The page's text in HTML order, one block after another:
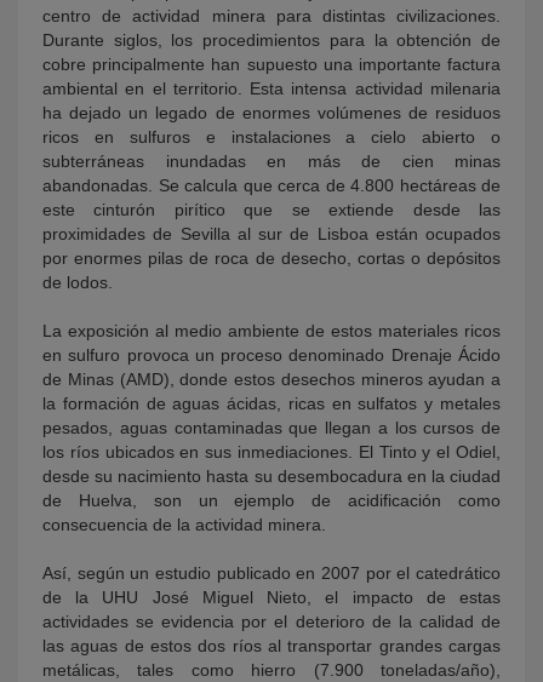
centro de actividad minera para distintas civilizaciones.
Durante siglos, los procedimientos para la obtención de
cobre principalmente han supuesto una importante factura
ambiental en el territorio. Esta intensa actividad milenaria
ha dejado un legado de enormes volúmenes de residuos
ricos en sulfuros e instalaciones a cielo abierto o
subterráneas inundadas en más de cien minas
abandonadas. Se calcula que cerca de 4.800 hectáreas de
este cinturón pirítico que se extiende desde las
proximidades de Sevilla al sur de Lisboa están ocupados
por enormes pilas de roca de desecho, cortas o depósitos
de lodos.
La exposición al medio ambiente de estos materiales ricos
en sulfuro provoca un proceso denominado Drenaje Ácido
de Minas (AMD), donde estos desechos mineros ayudan a
la formación de aguas ácidas, ricas en sulfatos y metales
pesados, aguas contaminadas que llegan a los cursos de
los ríos ubicados en sus inmediaciones. El Tinto y el Odiel,
desde su nacimiento hasta su desembocadura en la ciudad
de Huelva, son un ejemplo de acidificación como
consecuencia de la actividad minera.
Así, según un estudio publicado en 2007 por el catedrático
de la UHU José Miguel Nieto, el impacto de estas
actividades se evidencia por el deterioro de la calidad de
las aguas de estos dos ríos al transportar grandes cargas
metálicas, tales como hierro (7.900 toneladas/año),